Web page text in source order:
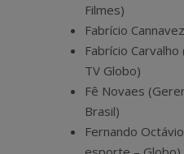
Filmes)
Fabrício
Fabrício
TV Globo)
Fê Novaes
Brasil)
Fernando